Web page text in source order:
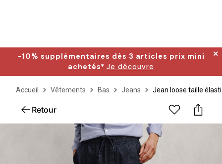
-10% supplémentaires dès 3 articles prix mini
achetés* Je découvre
✕
Accueil Vêtements Bas Jeans Jean loose taille
Retour